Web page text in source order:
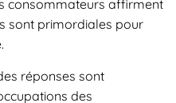
consommateurs affirment
sont primordiales pour
réponses sont
des